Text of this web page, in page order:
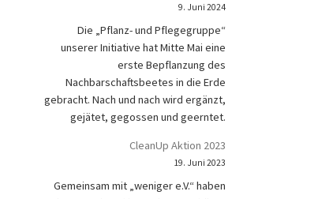
9. Juni 2024
Die „Pflanz- und Pflegegruppe“
unserer Initiative hat Mitte Mai eine
erste Bepflanzung des
Nachbarschaftsbeetes in die Erde
gebracht. Nach und nach wird ergänzt,
gejätet, gegossen und geerntet.
CleanUp Aktion 2023
19. Juni 2023
Gemeinsam mit „weniger e.V.“ haben